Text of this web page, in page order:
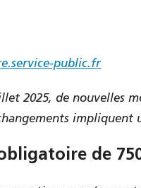
public.fr
2025, de nouvelles
de